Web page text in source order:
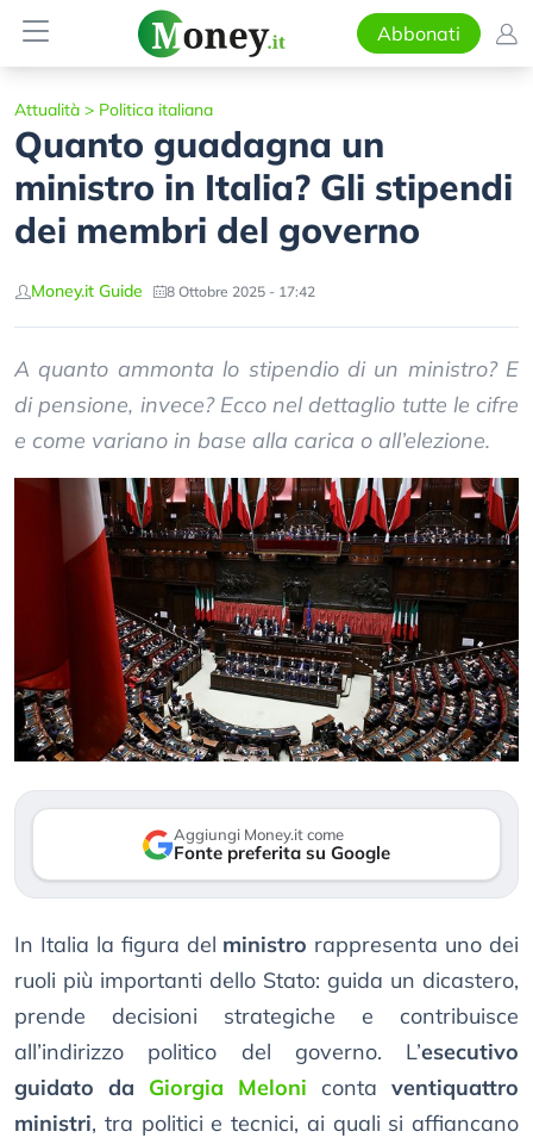
Abbonati
Attualità > Politica italiana
Quanto guadagna un
ministro in Italia? Gli stipendi
dei membri del governo
Money.it Guide 8 Ottobre 2025 - 17:42
A quanto ammonta lo stipendio di un ministro? E
di pensione, invece? Ecco nel dettaglio tutte le cifre
e come variano in base alla carica o all’elezione.
Aggiungi Money.it come
Fonte preferita su Google
In Italia la figura del ministro rappresenta uno dei
ruoli più importanti dello Stato: guida un dicastero,
prende decisioni strategiche e contribuisce
all’indirizzo politico del governo. L’esecutivo
guidato da Giorgia Meloni conta ventiquattro
ministri, tra politici e tecnici, ai quali si affiancano